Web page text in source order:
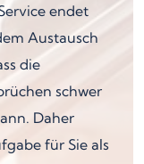
endet
Austausch
die
schwer
Daher
für Sie als